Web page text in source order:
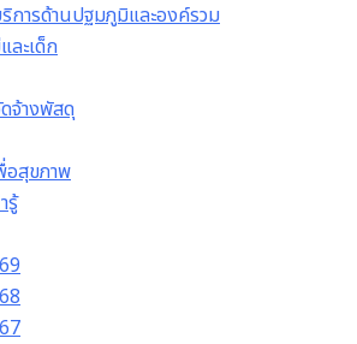
การด้านปฐมภูมิและองค์รวม
ละเด็ก
จ้างพัสดุ
อสุขภาพ
รู้